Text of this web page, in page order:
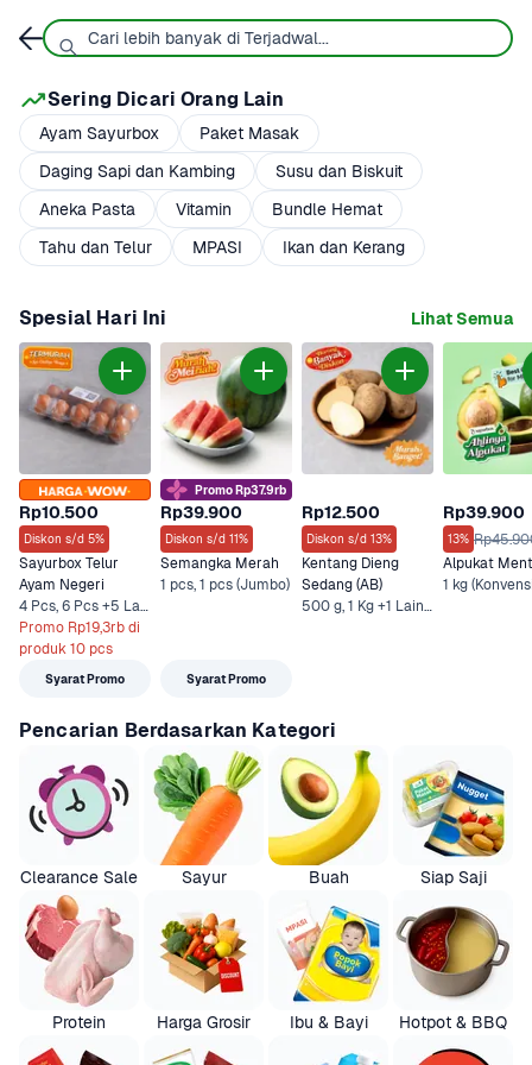
Sering Dicari Orang Lain
Ayam Sayurbox
Paket Masak
Daging Sapi dan Kambing
Susu dan Biskuit
Aneka Pasta
Vitamin
Bundle Hemat
Tahu dan Telur
MPASI Ikan dan Kerang
Spesial Hari Ini Lihat Semua
Rp10.500
Diskon s/d 5%
Sayurbox Telur
Ayam Negeri
4 Pcs, 6 Pcs +5 Lainnya
Promo Rp19,3rb di
produk 10 pcs
Syarat Promo
Promo Rp37.9rb
Rp39.900
Diskon s/d 11%
Semangka Merah
1 pcs, 1 pcs (Jumbo)
Syarat Promo
Rp12.500
Diskon s/d 13%
Kentang Dieng
Sedang (AB)
500 g, 1 Kg +1 Lainnya
Rp39.900
13%
Alpukat
1 kg
Pencarian Berdasarkan Kategori
Clearance Sale Sayur Buah Siap Saji
Protein Harga Grosir Ibu & Bayi Hotpot & BBQ